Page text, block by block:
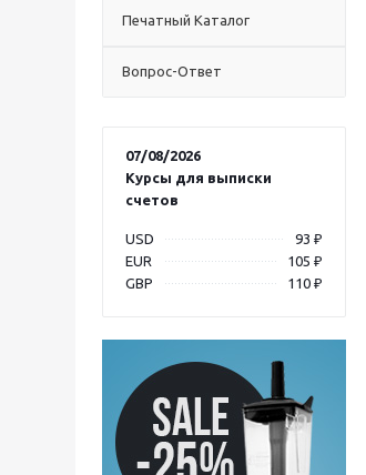
Печатный Каталог
Вопрос-Ответ
07/08/2026
Курсы для выписки
счетов
USD
93 ₽
EUR
105 ₽
GBP
110 ₽